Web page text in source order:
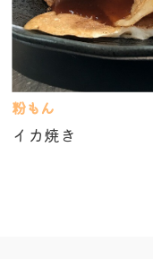
粉もん
イカ焼き